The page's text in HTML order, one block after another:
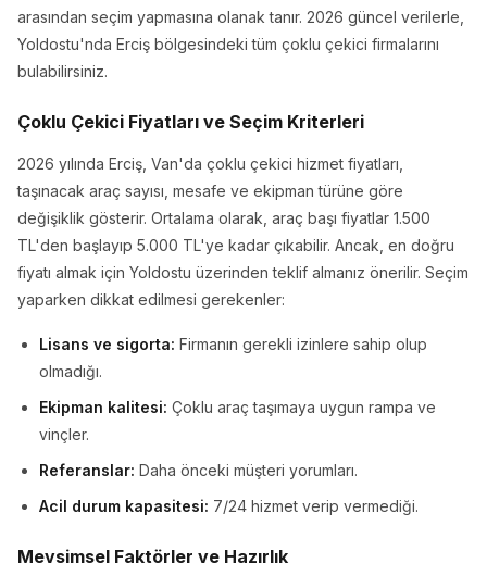
arasından seçim yapmasına olanak tanır. 2026 güncel verilerle,
Yoldostu'nda Erciş bölgesindeki tüm çoklu çekici firmalarını
bulabilirsiniz.
Çoklu Çekici Fiyatları ve Seçim Kriterleri
2026 yılında Erciş, Van'da çoklu çekici hizmet fiyatları,
taşınacak araç sayısı, mesafe ve ekipman türüne göre
değişiklik gösterir. Ortalama olarak, araç başı fiyatlar 1.500
TL'den başlayıp 5.000 TL'ye kadar çıkabilir. Ancak, en doğru
fiyatı almak için Yoldostu üzerinden teklif almanız önerilir. Seçim
yaparken dikkat edilmesi gerekenler:
Lisans ve sigorta: Firmanın gerekli izinlere sahip olup
olmadığı.
Ekipman kalitesi: Çoklu araç taşımaya uygun rampa ve
vinçler.
Referanslar: Daha önceki müşteri yorumları.
Acil durum kapasitesi: 7/24 hizmet verip vermediği.
Mevsimsel Faktörler ve Hazırlık